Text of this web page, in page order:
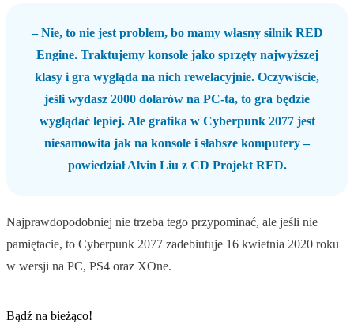
– Nie, to nie jest problem, bo mamy własny silnik RED
Engine. Traktujemy konsole jako sprzęty najwyższej
klasy i gra wygląda na nich rewelacyjnie. Oczywiście,
jeśli wydasz 2000 dolarów na PC-ta, to gra będzie
wyglądać lepiej. Ale grafika w Cyberpunk 2077 jest
niesamowita jak na konsole i słabsze komputery –
powiedział Alvin Liu z CD Projekt RED.
Najprawdopodobniej nie trzeba tego przypominać, ale jeśli nie
pamiętacie, to Cyberpunk 2077 zadebiutuje 16 kwietnia 2020 roku
w wersji na PC, PS4 oraz XOne.
Bądź na bieżąco!